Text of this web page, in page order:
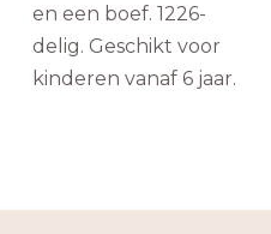
en een boef. 1226-
delig. Geschikt voor
kinderen vanaf 6 jaar.